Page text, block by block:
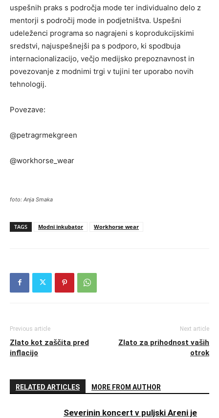
uspešnih praks s področja mode ter individualno delo z
mentorji s področij mode in podjetništva. Uspešni
udeleženci programa so nagrajeni s koprodukcijskimi
sredstvi, najuspešnejši pa s podporo, ki spodbuja
internacionalizacijo, večjo medijsko prepoznavnost in
povezovanje z modnimi trgi v tujini ter uporabo novih
tehnologij.
Povezave:
@petragrmekgreen
@workhorse_wear
foto: Anja Smaka
TAGS Modni inkubator Workhorse wear
Previous article
Zlato kot zaščita pred
inflacijo
Next article
Zlato za prihodnost vaših
otrok
RELATED ARTICLES MORE FROM AUTHOR
Severinin koncert v puljski Areni je